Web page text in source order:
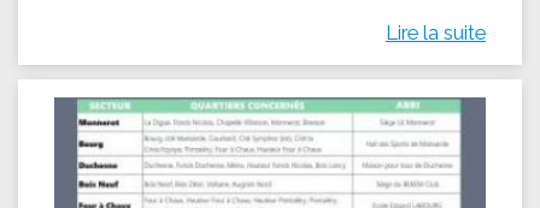
Lire la suite